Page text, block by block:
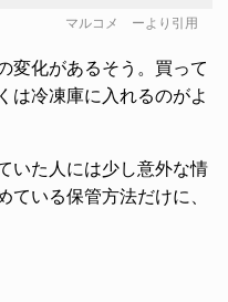
マルコメ ーより引用
変化があるそう。買って
は冷凍庫に入れるのがよ
いた人には少し意外な情
ている保管方法だけに、